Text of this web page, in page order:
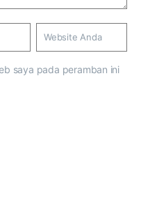
saya pada peramban ini